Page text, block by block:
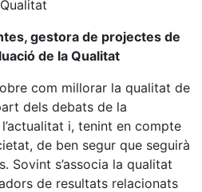
gestora de projectes de
de la Qualitat
com millorar la qualitat de
dels debats de la
i, tenint en compte
de ben segur que seguirà
Sovint s’associa la qualitat
de resultats relacionats